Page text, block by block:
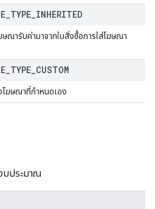
TYPE INHERITED
ณารับค่ามาจากใบสั่งซื้อการใส่โฆษณา
TYPE CUSTOM
โฆษณาที่กำหนดเอง
บประมาณ